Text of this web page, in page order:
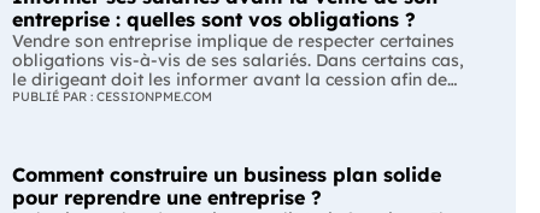
entreprise : quelles sont vos obligations ?
Vendre son entreprise implique de respecter certaines
obligations vis-à-vis de ses salariés. Dans certains cas,
le dirigeant doit les informer avant la cession afin de
leur permettre, s'ils le souhaitent, de présenter une offre
L'essentiel Les entreprises de moins de 250 salariés sont
soumises, dans certains cas, à une obligation
PUBLIÉ PAR : CESSIONPME.COM
Comment construire un business plan solide
pour reprendre une entreprise ?